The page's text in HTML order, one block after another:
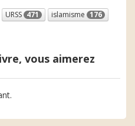
URSS 471 islamisme 176
vous aimerez